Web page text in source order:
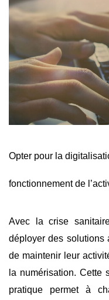
Opter pour la
fonctionnement de
Avec la crise
déployer des solutions
de maintenir leur
la numérisation. Cette
pratique permet à